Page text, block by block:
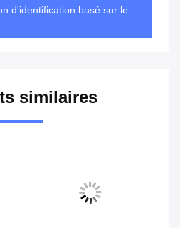
d'identification basé sur le
similaires